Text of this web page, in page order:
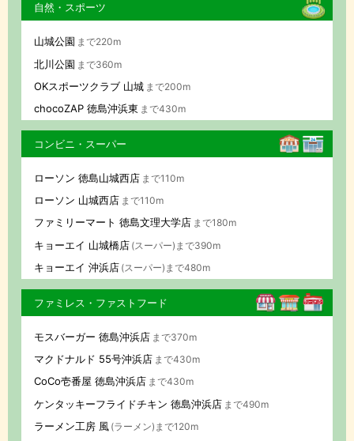
自然・スポーツ
山城公園 まで220m
北川公園 まで360m
OKスポーツクラブ 山城 まで200m
chocoZAP 徳島沖浜東 まで430m
コンビニ・スーパー
ローソン 徳島山城西店 まで110m
ローソン 山城西店 まで110m
ファミリーマート 徳島文理大学店 まで180m
キョーエイ 山城橋店 (スーパー)まで390m
キョーエイ 沖浜店 (スーパー)まで480m
ファミレス・ファストフード
モスバーガー 徳島沖浜店 まで370m
マクドナルド 55号沖浜店 まで430m
CoCo壱番屋 徳島沖浜店 まで430m
ケンタッキーフライドチキン 徳島沖浜店 まで490m
ラーメン工房 風 (ラーメン)まで120m